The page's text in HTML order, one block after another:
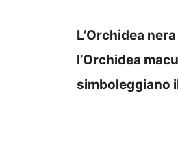
L’Orchidea nera
l’Orchidea
simboleggiano